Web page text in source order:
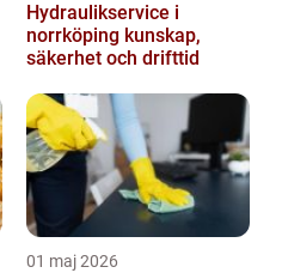
Hydraulikservice i
norrköping kunskap,
säkerhet och drifttid
01 maj 2026